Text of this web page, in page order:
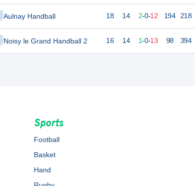
Aulnay Handball
Noisy le Grand Handball 2
18 14 2-0-12 194 218
16 14 1-0-13 98 394
Sports
Football
Basket
Hand